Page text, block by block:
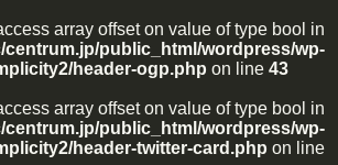
array offset on value of type bool in
centrum.jp/public_html/wordpress/wp-
header-ogp.php on line 43
array offset on value of type bool in
centrum.jp/public_html/wordpress/wp-
header-twitter-card.php on line